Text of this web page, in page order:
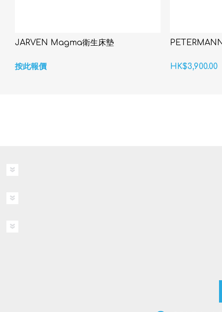
JARVEN Magma衛生床墊
按此報價 HK$3,900.00